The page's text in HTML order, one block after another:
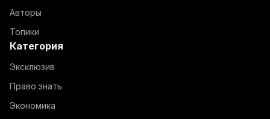
Авторы
Топики
Категория
Эксклюзив
Право знать
Экономика